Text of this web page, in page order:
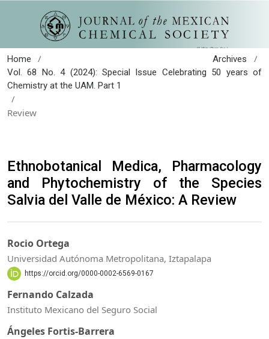
Home / Archives /
Vol. 68 No. 4 (2024): Special Issue Celebrating 50 years of
Chemistry at the UAM. Part 1
/
Review
Ethnobotanical Medica, Pharmacology
and Phytochemistry of the Species
Salvia del Valle de México: A Review
Rocio Ortega
Universidad Autónoma Metropolitana, Iztapalapa
https://orcid.org/0000-0002-6569-0167
Fernando Calzada
Instituto Mexicano del Seguro Social
Ángeles Fortis-Barrera